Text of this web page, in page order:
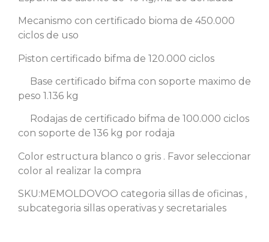
Mecanismo con certificado bioma de 450.000
ciclos de uso
Piston certificado bifma de 120.000 ciclos
Base certificado bifma con soporte maximo de
peso 1.136 kg
Rodajas de certificado bifma de 100.000 ciclos
con soporte de 136 kg por rodaja
Color estructura blanco o gris . Favor seleccionar
color al realizar la compra
SKU:MEMOLDOVOO categoria sillas de oficinas ,
subcategoria sillas operativas y secretariales